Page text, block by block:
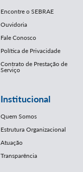
Encontre o SEBRAE
Ouvidoria
Fale Conosco
Política de Privacidade
Contrato de Prestação de
Serviço
Institucional
Quem Somos
Estrutura Organizacional
Atuação
Transparência